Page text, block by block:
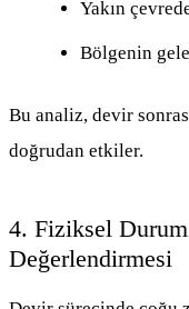
Yakın
Bölgenin
Bu analiz, devir
doğrudan etkiler.
4. Fiziksel
Değerlendirmesi